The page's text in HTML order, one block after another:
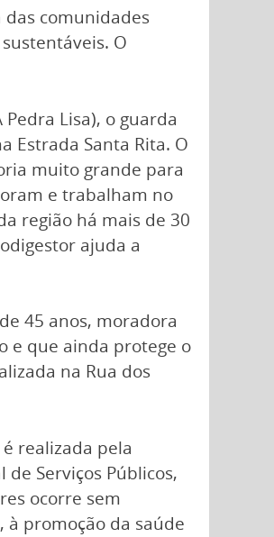
comunidades
O
Lisa), o guarda
Estrada Santa Rita. O
muito grande para
e trabalham no
região há mais de 30
ajuda a
45 anos, moradora
e que ainda protege o
na Rua dos
realizada pela
Serviços Públicos,
ocorre sem
promoção da saúde